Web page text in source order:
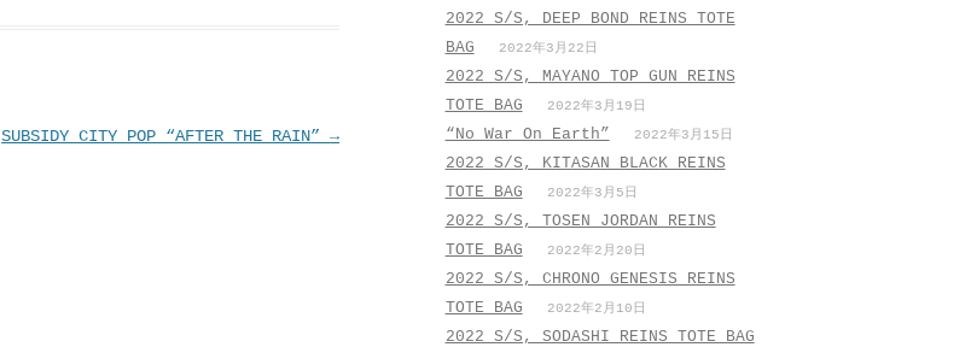
SUBSIDY CITY POP “AFTER THE RAIN”→
2022 S/S, DEEP BOND REINS TOTE
BAG
2022年3月22日
2022 S/S, MAYANO TOP GUN REINS
TOTE BAG
2022年3月19日
“No War On Earth” 2022年3月15日
2022 S/S, KITASAN BLACK REINS
TOTE BAG
2022年3月5日
2022 S/S, TOSEN JORDAN REINS
TOTE BAG
2022年2月20日
2022 S/S, CHRONO GENESIS REINS
TOTE BAG
2022年2月10日
2022 S/S, SODASHI REINS TOTE BAG